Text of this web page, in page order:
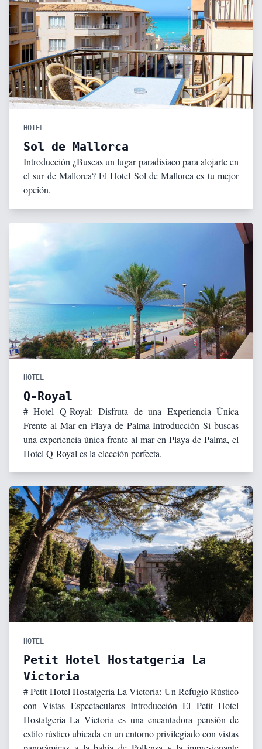
HOTEL
Sol de Mallorca
Introducción ¿Buscas un lugar paradisíaco para alojarte en
el sur de Mallorca? El Hotel Sol de Mallorca es tu mejor
opción.
HOTEL
Q-Royal
# Hotel Q-Royal: Disfruta de una Experiencia Única
Frente al Mar en Playa de Palma Introducción Si buscas
una experiencia única frente al mar en Playa de Palma, el
Hotel Q-Royal es la elección perfecta.
HOTEL
Petit Hotel Hostatgeria La
Victoria
# Petit Hotel Hostatgeria La Victoria: Un Refugio Rústico
con Vistas Espectaculares Introducción El Petit Hotel
Hostatgeria La Victoria es una encantadora pensión de
estilo rústico ubicada en un entorno privilegiado con vistas